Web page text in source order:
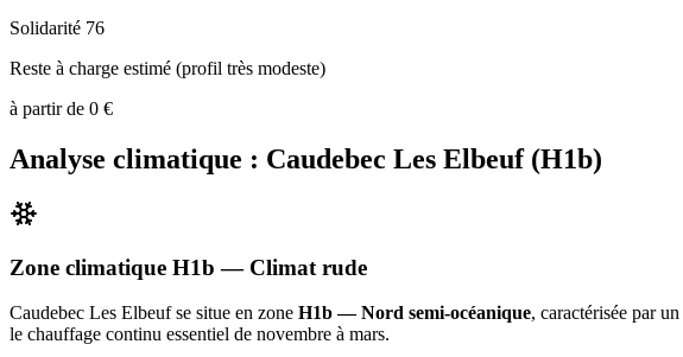
Solidarité 76
Reste à charge estimé (profil très modeste)
à partir de 0 €
Analyse climatique : Caudebec Les Elbeuf(H1b)
Zone climatique H1b — Climat rude
Caudebec Les Elbeufse situe en zone H1b — Nord semi-océanique, caractérisée par un
le chauffage continu essentiel de novembre à mars.